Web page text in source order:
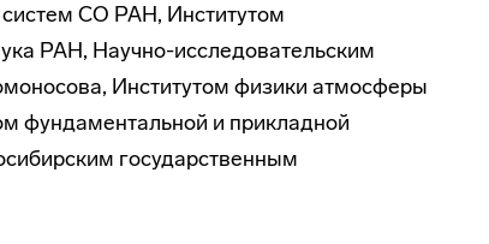
систем СО РАН, Институтом
РАН, Научно-исследовательским
Институтом физики атмосферы
фундаментальной и прикладной
государственным